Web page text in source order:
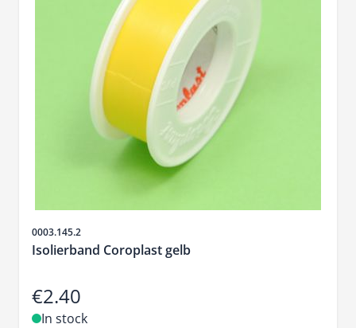
Sku
0003.145.2
Isolierband Coroplast gelb
€2.40
In stock